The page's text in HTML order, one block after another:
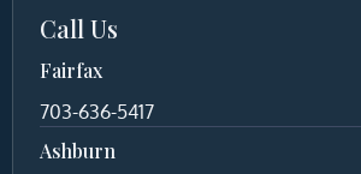
Call Us
Fairfax
703-636-5417
Ashburn